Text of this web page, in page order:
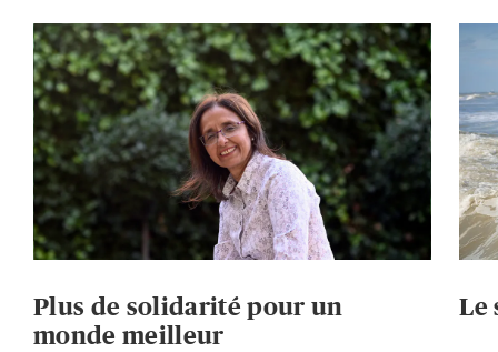
Plus de solidarité pour un
monde meilleur
Le